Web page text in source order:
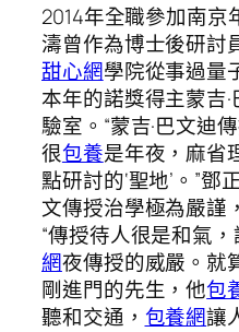
2014年全職參加南
濤曾作為博士後研討
甜心網學院從事過量
本年的諾獎得主蒙吉
驗室。“蒙吉·巴文迪
很包養是年夜，麻省
點研討的‘聖地’。”鄧
文傳授治學極為嚴謹
“傳授待人很是和氣
網夜傳授的威嚴。就
剛進門的先生，他包
聽和交通， 包養網讓